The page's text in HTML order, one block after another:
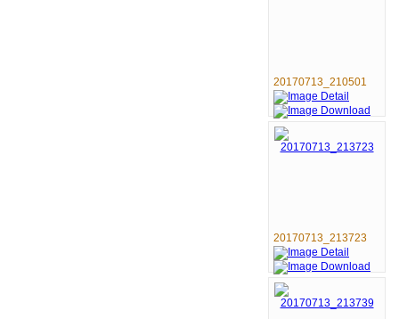
20170713_210501
20170713_213723